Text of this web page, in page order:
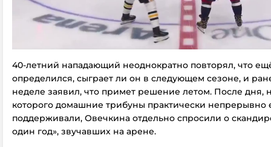
40-летний нападающий неоднократно повторял, что
определился, сыграет ли он в следующем сезоне, и
неделе заявил, что примет решение летом. После дня,
которого домашние трибуны практически непрерывно
поддерживали, Овечкина отдельно спросили о
один год», звучавших на арене.